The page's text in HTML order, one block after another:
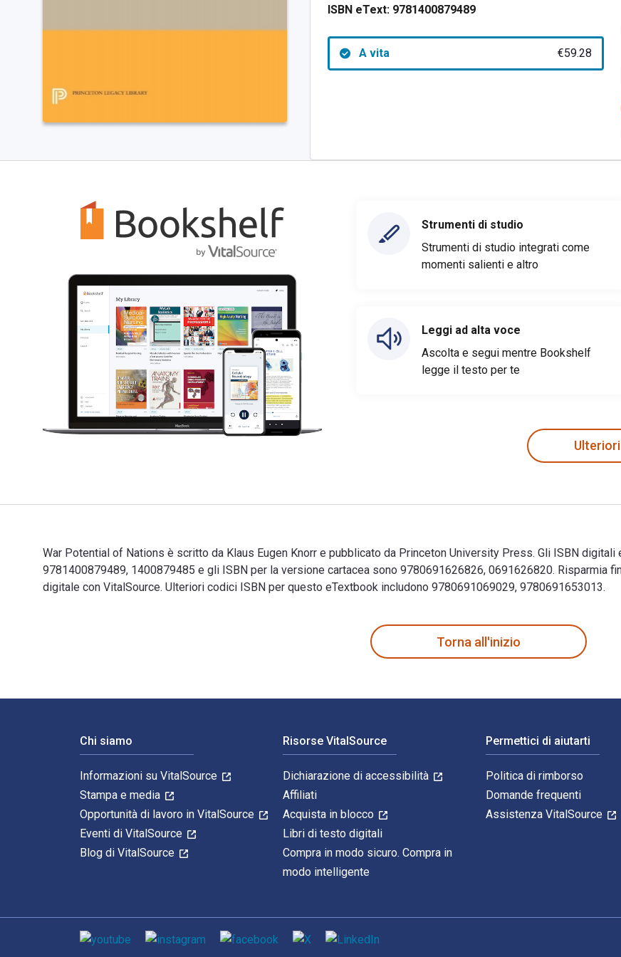
ISBN eText: 9781400879489
A vita €59.28
Strumenti di studio
Strumenti di studio integrati come
momenti salienti e altro
Leggi ad alta voce
Ascolta e segui mentre Bookshelf
legge il testo per te
War Potential of Nations è scritto da Klaus Eugen Knorr e pubblicato da Princeton University Press. Gli ISBN
9781400879489, 1400879485 e gli ISBN per la versione cartacea sono 9780691626826, 0691626820. Risparmia
digitale con VitalSource. Ulteriori codici ISBN per questo eTextbook includono 9780691069029, 9780691653013.
Torna all'inizio
Chi siamo
Informazioni su VitalSource
Stampa e media
Opportunità di lavoro in VitalSource
Eventi di VitalSource
Blog di VitalSource
Risorse VitalSource
Dichiarazione di accessibilità
Affiliati
Acquista in blocco
Libri di testo digitali
Compra in modo sicuro. Compra in
modo intelligente
Permettici di aiutarti
Politica di rimborso
Domande frequenti
Assistenza VitalSource
Mezzi sociali